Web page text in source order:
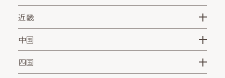
近畿
中国
四国